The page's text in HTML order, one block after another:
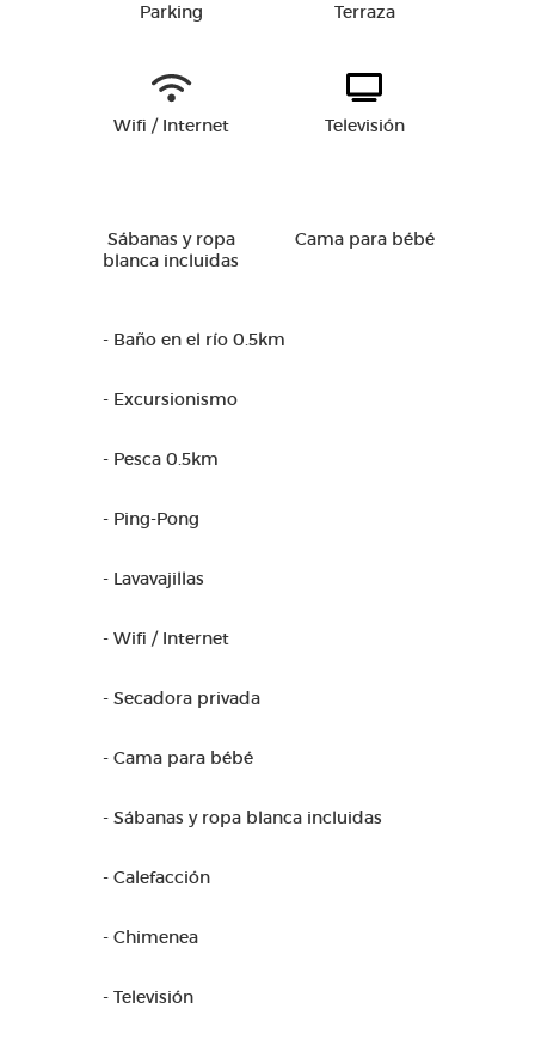
Parking Terraza
Wifi / Internet Televisión
Sábanas y ropa
blanca incluidas
Cama para bébé
- Baño en el río 0.5km
- Excursionismo
- Pesca 0.5km
- Ping-Pong
- Lavavajillas
- Wifi / Internet
- Secadora privada
- Cama para bébé
- Sábanas y ropa blanca incluidas
- Calefacción
- Chimenea
- Televisión